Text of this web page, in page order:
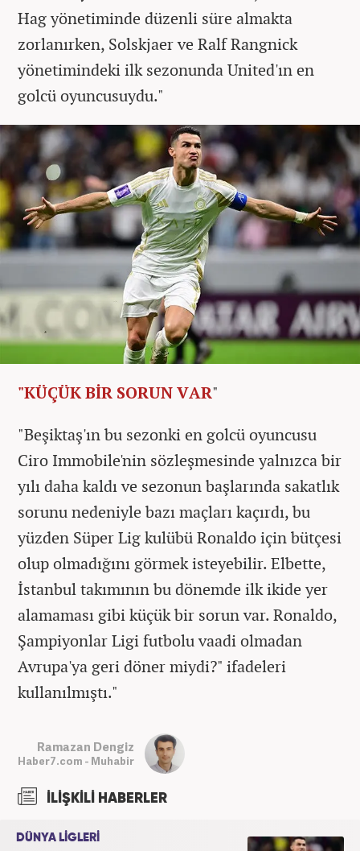
Hag yönetiminde düzenli süre almakta
zorlanırken, Solskjaer ve Ralf Rangnick
yönetimindeki ilk sezonunda United'ın en
golcü oyuncusuydu."
"KÜÇÜK BİR SORUN VAR"
"Beşiktaş'ın bu sezonki en golcü oyuncusu
Ciro Immobile'nin sözleşmesinde yalnızca bir
yılı daha kaldı ve sezonun başlarında sakatlık
sorunu nedeniyle bazı maçları kaçırdı, bu
yüzden Süper Lig kulübü Ronaldo için bütçesi
olup olmadığını görmek isteyebilir. Elbette,
İstanbul takımının bu dönemde ilk ikide yer
alamaması gibi küçük bir sorun var. Ronaldo,
Şampiyonlar Ligi futbolu vaadi olmadan
Avrupa'ya geri döner miydi?" ifadeleri
kullanılmıştı."
Ramazan Dengiz
Haber7.com - Muhabir
İLİŞKİLİ HABERLER
DÜNYA LİGLERİ